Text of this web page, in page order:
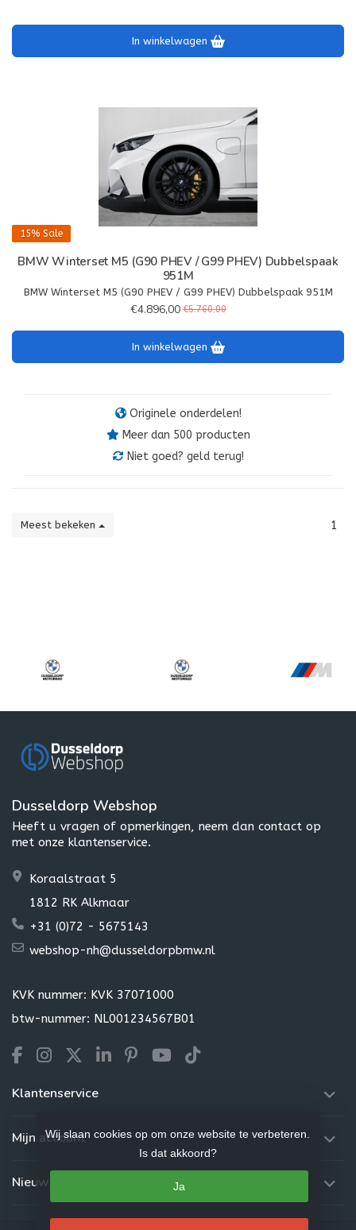
In winkelwagen
15% Sale
BMW Winterset M5 (G90 PHEV / G99 PHEV) Dubbelspaak
951M
BMW Winterset M5 (G90 PHEV / G99 PHEV) Dubbelspaak 951M
€4.896,00 €5.760,00
In winkelwagen
Originele onderdelen!
Meer dan 500 producten
Niet goed? geld terug!
Meest bekeken 1
Dusseldorp Webshop
Heeft u vragen of opmerkingen, neem dan contact op
met onze klantenservice.
Koraalstraat 5
1812 RK Alkmaar
+31 (0)72 - 5675143
webshop-nh@dusseldorpbmw.nl
KVK nummer: KVK 37071000
btw-nummer: NL001234567B01
Klantenservice
Mijn account
Nieuwsbrief
Wij slaan cookies op om onze website te verbeteren.
Is dat akkoord?
Ja